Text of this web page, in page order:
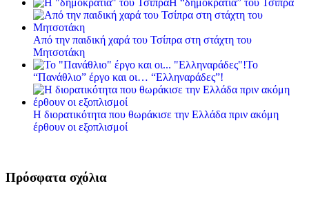
Η “δημοκρατία” του Τσίπρα
Από την παιδική χαρά του Τσίπρα στη στάχτη του
Μητσοτάκη
Το
“Πανάθλιο” έργο και οι… “Ελληναράδες”!
Η διορατικότητα που θωράκισε την Ελλάδα πριν ακόμη
έρθουν οι εξοπλισμοί
Πρόσφατα σχόλια